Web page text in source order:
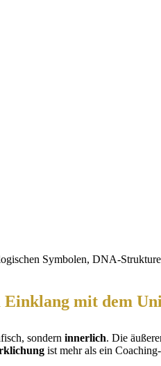
mit dem
sondern innerlich. Die
ist mehr als ein